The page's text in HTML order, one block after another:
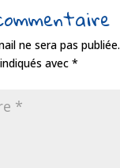
ne sera pas publiée.
avec *